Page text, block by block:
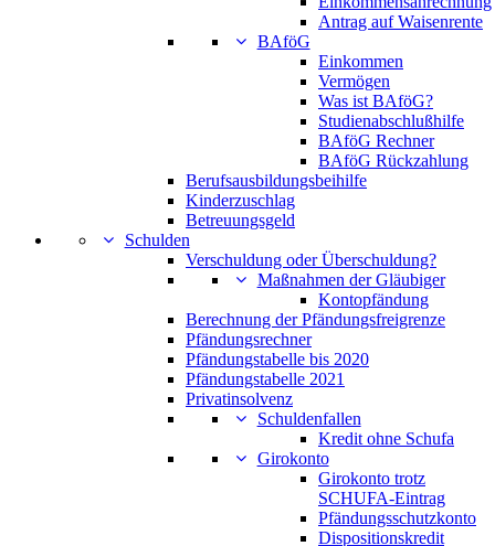
Antrag auf Waisenrente
BAföG
Einkommen
Vermögen
Was ist BAföG?
Studienabschlußhilfe
BAföG Rechner
BAföG Rückzahlung
Berufsausbildungsbeihilfe
Kinderzuschlag
Betreuungsgeld
Schulden
Verschuldung oder Überschuldung?
Maßnahmen der Gläubiger
Kontopfändung
Berechnung der Pfändungsfreigrenze
Pfändungsrechner
Pfändungstabelle bis 2020
Pfändungstabelle 2021
Privatinsolvenz
Schuldenfallen
Kredit ohne Schufa
Girokonto
Girokonto trotz
SCHUFA-Eintrag
Pfändungsschutzkonto
Dispositionskredit